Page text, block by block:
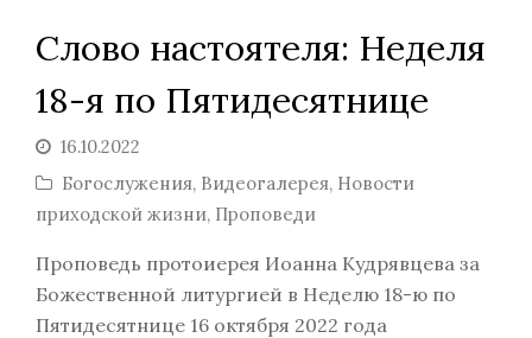
Слово настоятеля: Неделя
18-я по Пятидесятнице
16.10.2022
Богослужения, Видеогалерея, Новости
приходской жизни, Проповеди
Проповедь протоиерея Иоанна Кудрявцева за
Божественной литургией в Неделю 18-ю по
Пятидесятнице 16 октября 2022 года